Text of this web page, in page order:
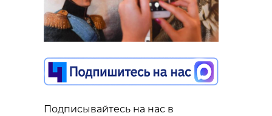
Подписывайтесь на нас в